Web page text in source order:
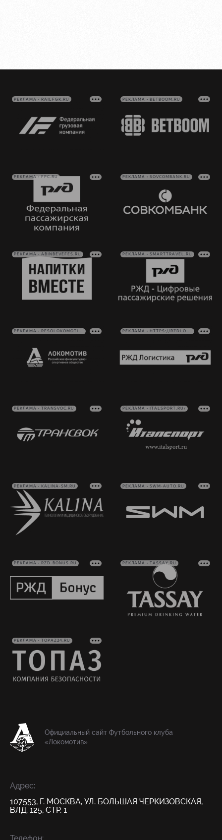
РЕКЛАМА • RAILFGK.RU РЕКЛАМА • BETBOOM.RU
РЕКЛАМА • FPC.RU РЕКЛАМА • SOVCOMBANK.RU
РЕКЛАМА • ABINBEVEFES.RU РЕКЛАМА • SMARTTRAVEL.RU
РЕКЛАМА • RFSOLOKOMOTIV.RU РЕКЛАМА • HTTPS://RZDLOG.RU/
РЕКЛАМА • TRANSVOC.RU РЕКЛАМА • ITALSPORT.RU/
РЕКЛАМА • KALINA-SM.RU РЕКЛАМА • SWM-AUTO.RU
РЕКЛАМА • RZD-BONUS.RU РЕКЛАМА • TASSAY.RU
РЕКЛАМА • TOPAZ24.RU
Официальный сайт Футбольного клуба
«Локомотив»
Адрес:
107553, Г. МОСКВА, УЛ. БОЛЬШАЯ ЧЕРКИЗОВСКАЯ,
ВЛД. 125, СТР. 1